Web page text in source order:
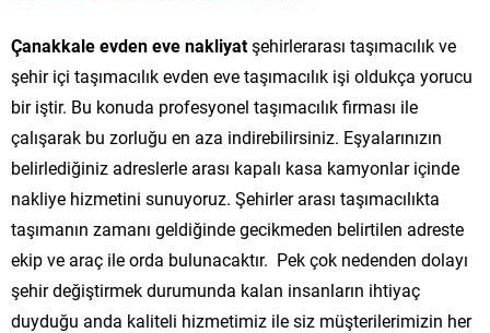
Çanakkale evden eve nakliyatşehirlerarası taşımacılık ve
şehir içi taşımacılık evden eve taşımacılık işi oldukça yorucu
bir iştir. Bu konuda profesyonel taşımacılık firması ile
çalışarak bu zorluğu en aza indirebilirsiniz. Eşyalarınızın
belirlediğiniz adreslerle arası kapalı kasa kamyonlar içinde
nakliye hizmetini sunuyoruz. Şehirler arası taşımacılıkta
taşımanın zamanı geldiğinde gecikmeden belirtilen adreste
ekip ve araç ile orda bulunacaktır. Pek çok nedenden dolayı
şehir değiştirmek durumunda kalan insanların ihtiyaç
duyduğu anda kaliteli hizmetimiz ile siz müşterilerimizin her